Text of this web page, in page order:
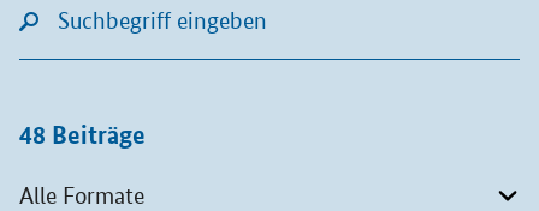
Suchfeld
Lupensymbol für Listensuche
48 Beiträge
Alle Formate